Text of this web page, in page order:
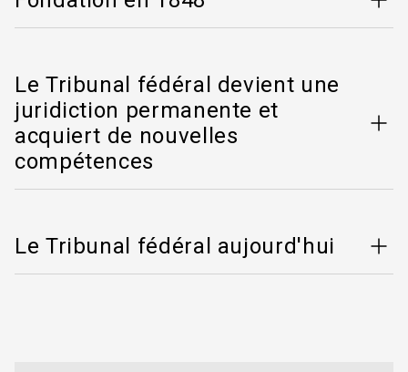
Le Tribunal fédéral devient une
juridiction permanente et
acquiert de nouvelles
compétences
Le Tribunal fédéral aujourd'hui